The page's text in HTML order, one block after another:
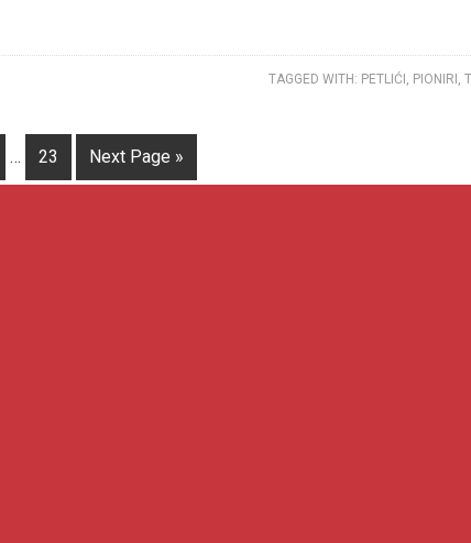
TAGGED WITH: PETLIĆI , PIONIRI ,
… 23 Next Page »